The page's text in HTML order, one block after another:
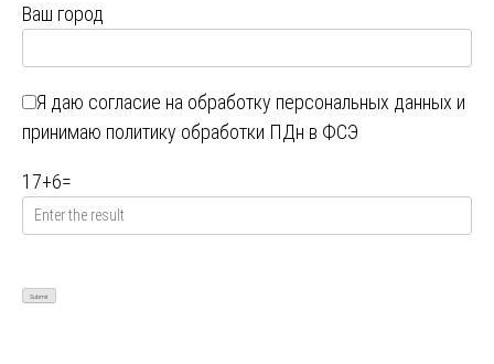
Ваш город
Я даю согласие на обработку персональных данных и
принимаю политику обработки ПДн в ФСЭ
17+6=